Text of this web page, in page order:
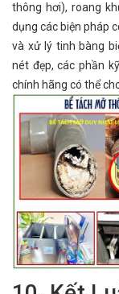
thông hơi), roang
dụng các biện pháp
và xử lý tinh bàng
nét đẹp, các phần
chính hãng có thể